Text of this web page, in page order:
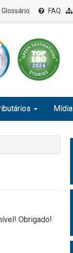
Glossário FAQ
Mídia
Obrigado!